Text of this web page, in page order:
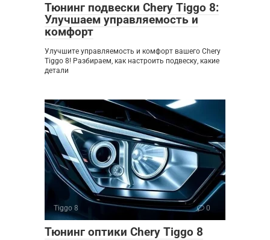
Тюнинг подвески Chery Tiggo 8:
Улучшаем управляемость и
комфорт
Улучшите управляемость и комфорт вашего Chery
Tiggo 8! Разбираем, как настроить подвеску, какие
детали
Tiggo 8 0
Тюнинг оптики Chery Tiggo 8